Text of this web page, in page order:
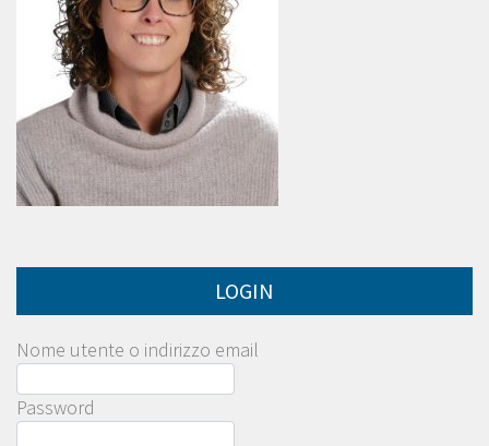
LOGIN
Nome utente o indirizzo email
Password